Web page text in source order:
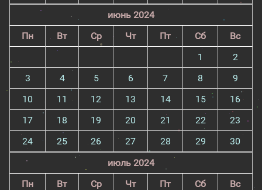
июнь 2024
Пн
Вт Ср Чт Пт Сб
Вс
1
2
3
4 5 6 7 8
9
10
11 12 13 14 15
16
17
18 19 20 21 22
23
24
25 26 27 28 29
30
июль 2024
Пн
Вт Ср Чт Пт Сб
Вс